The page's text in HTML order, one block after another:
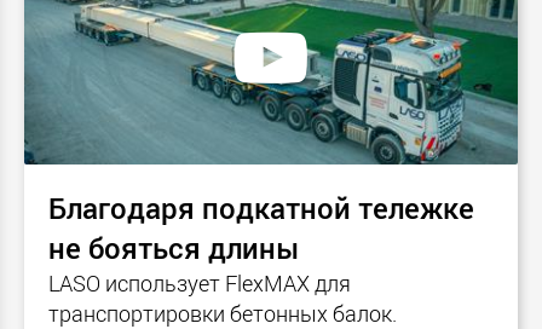
Благодаря подкатной тележке
не бояться длины
LASO использует FlexMAX для
транспортировки бетонных балок.